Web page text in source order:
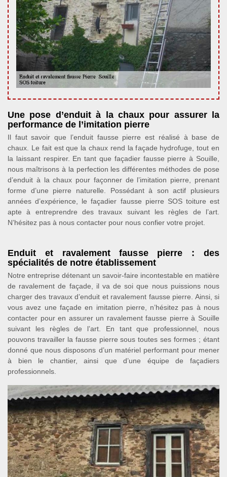
Une pose d’enduit à la chaux pour assurer la
performance de l’imitation pierre
Il faut savoir que l’enduit fausse pierre est réalisé à base de
chaux. Le fait est que la chaux rend la façade hydrofuge, tout en
la laissant respirer. En tant que façadier fausse pierre à Souille,
nous maîtrisons à la perfection les différentes méthodes de pose
d’enduit à la chaux pour façonner de l’imitation pierre, prenant
forme d’une pierre naturelle. Possédant à son actif plusieurs
années d’expérience, le façadier fausse pierre SOS toiture est
apte à entreprendre des travaux suivant les règles de l’art.
N’hésitez pas à nous contacter pour nous confier votre projet.
Enduit et ravalement fausse pierre : des
spécialités de notre établissement
Notre entreprise détenant un savoir-faire incontestable en matière
de ravalement de façade, il va de soi que nous puissions nous
charger des travaux d’enduit et ravalement fausse pierre. Ainsi, si
vous avez une façade en imitation pierre, n’hésitez pas à nous
contacter pour en assurer un ravalement fausse pierre à Souille
suivant les règles de l’art. En tant que professionnel, nous
pouvons travailler la fausse pierre sous toutes ses formes ; étant
donné que nous disposons d’un matériel performant pour mener
à bien le chantier, ainsi que d’une équipe de façadiers
professionnels.